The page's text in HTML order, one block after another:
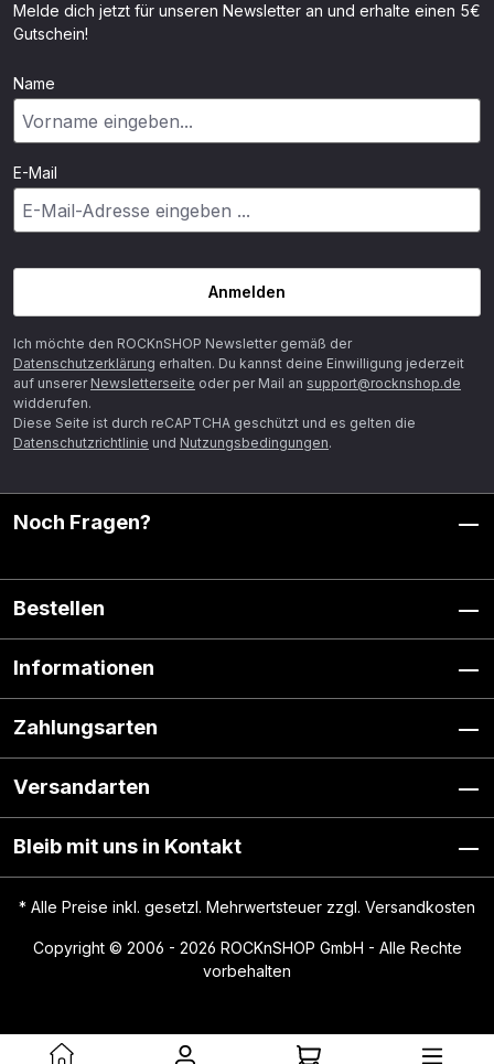
Melde dich jetzt für unseren Newsletter an und erhalte einen 5€
Gutschein!
Name
E-Mail
Anmelden
Ich möchte den ROCKnSHOP Newsletter gemäß der
Datenschutzerklärung erhalten. Du kannst deine Einwilligung jederzeit
auf unserer Newsletterseite oder per Mail an support@rocknshop.de
widderufen.
Diese Seite ist durch reCAPTCHA geschützt und es gelten die
Datenschutzrichtlinie und Nutzungsbedingungen.
Noch Fragen?
Bestellen
Informationen
Zahlungsarten
Versandarten
Bleib mit uns in Kontakt
* Alle Preise inkl. gesetzl. Mehrwertsteuer zzgl. Versandkosten
Copyright © 2006 - 2026 ROCKnSHOP GmbH - Alle Rechte
vorbehalten